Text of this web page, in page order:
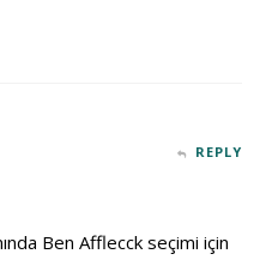
REPLY
Ben Afflecck seçimi için